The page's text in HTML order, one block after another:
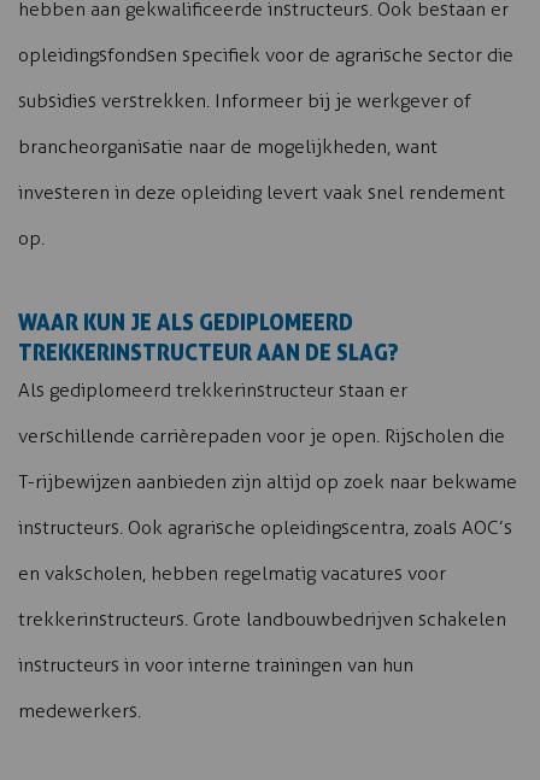
hebben aan gekwalificeerde instructeurs. Ook bestaan er
opleidingsfondsen specifiek voor de agrarische sector die
subsidies verstrekken. Informeer bij je werkgever of
brancheorganisatie naar de mogelijkheden, want
investeren in deze opleiding levert vaak snel rendement
op.
WAAR KUN JE ALS GEDIPLOMEERD
TREKKERINSTRUCTEUR AAN DE SLAG?
Als gediplomeerd trekkerinstructeur staan er
verschillende carrièrepaden voor je open. Rijscholen die
T-rijbewijzen aanbieden zijn altijd op zoek naar bekwame
instructeurs. Ook agrarische opleidingscentra, zoals AOC’s
en vakscholen, hebben regelmatig vacatures voor
trekkerinstructeurs. Grote landbouwbedrijven schakelen
instructeurs in voor interne trainingen van hun
medewerkers.